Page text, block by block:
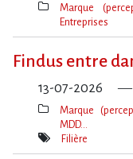
Thèmes(s)
Marque
Entreprises
Findus entre
13-07-2026
Thèmes(s)
Marque
MDD…
Mot(s)-
Filière